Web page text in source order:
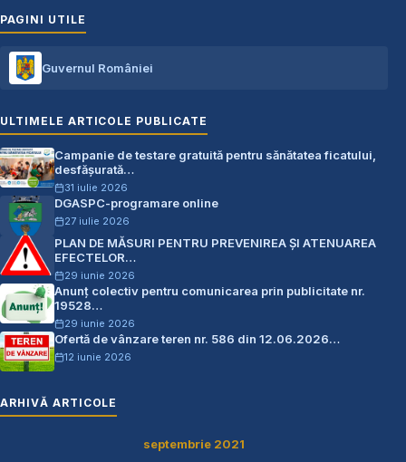
PAGINI UTILE
Guvernul României
ULTIMELE ARTICOLE PUBLICATE
Campanie de testare gratuită pentru sănătatea ficatului,
desfășurată…
31 iulie 2026
DGASPC-programare online
27 iulie 2026
PLAN DE MĂSURI PENTRU PREVENIREA ŞI ATENUAREA
EFECTELOR…
29 iunie 2026
Anunț colectiv pentru comunicarea prin publicitate nr.
19528…
29 iunie 2026
Ofertă de vânzare teren nr. 586 din 12.06.2026…
12 iunie 2026
ARHIVĂ ARTICOLE
septembrie 2021